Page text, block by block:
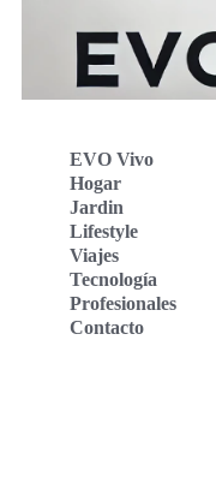
EVO Vivo
Hogar
Jardin
Lifestyle
Viajes
Tecnología
Profesionales
Contacto